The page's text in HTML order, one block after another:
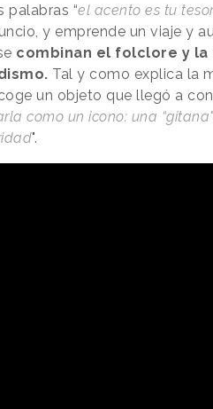
palabras “el acento es tu
y emprende un viaje y
combinan el folclore y
Tal y como explica la
un objeto que llegó a
como un icono: una
".